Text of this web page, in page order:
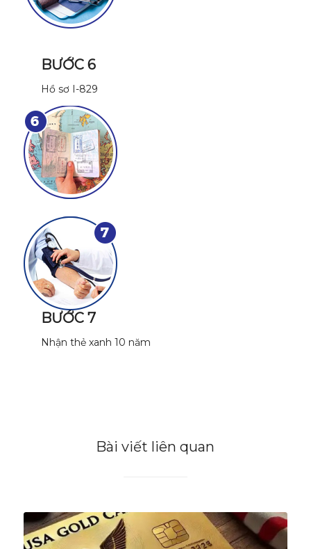
BƯỚC 6
Hồ sơ I-829
BƯỚC 7
Nhận thẻ xanh 10 năm
Bài viết liên quan